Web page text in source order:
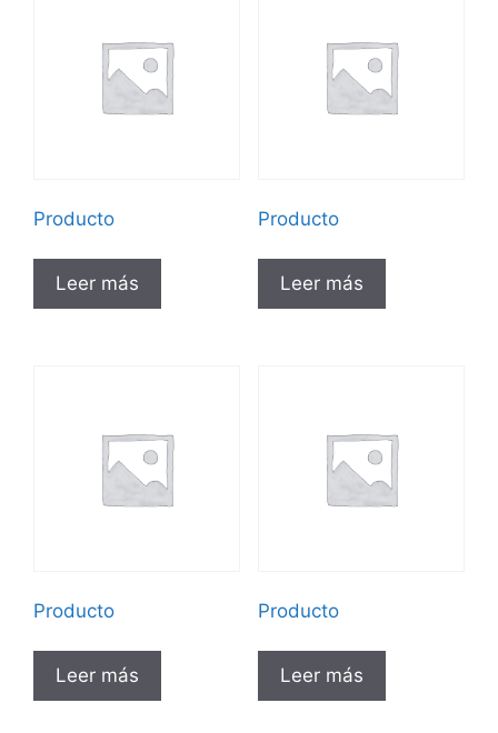
Producto
Leer más
Producto
Leer más
Producto
Leer más
Producto
Leer más